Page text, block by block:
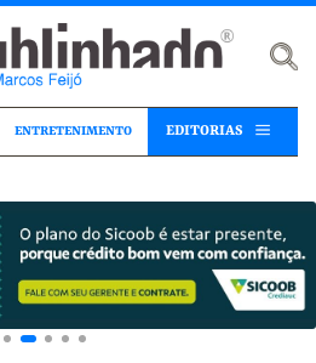
ENTRETENIMENTO EDITORIAS